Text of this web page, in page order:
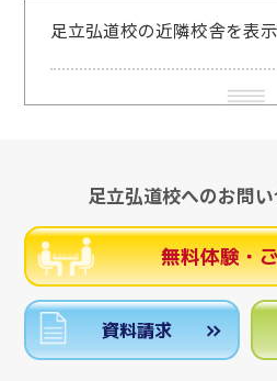
足立弘道校の近隣校舎を表
足立弘道校へのお問
無料体験・
資料請求